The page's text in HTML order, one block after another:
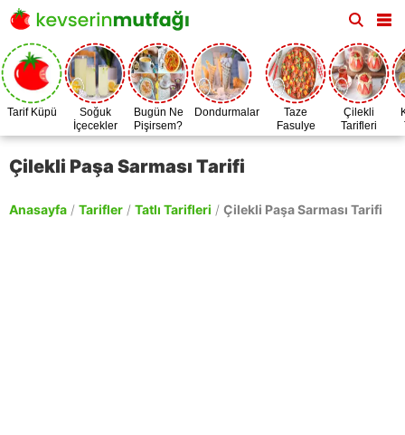
Tarif Küpü
Soğuk
İçecekler
Bugün Ne
Pişirsem?
Dondurmalar
Taze
Fasulye
Zamanı
Çilekli
Tarifleri
Çilekli Paşa Sarması Tarifi
Anasayfa / Tarifler / Tatlı Tarifleri / Çilekli Paşa Sarması Tarifi